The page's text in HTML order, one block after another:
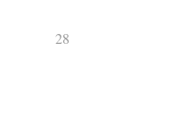
28